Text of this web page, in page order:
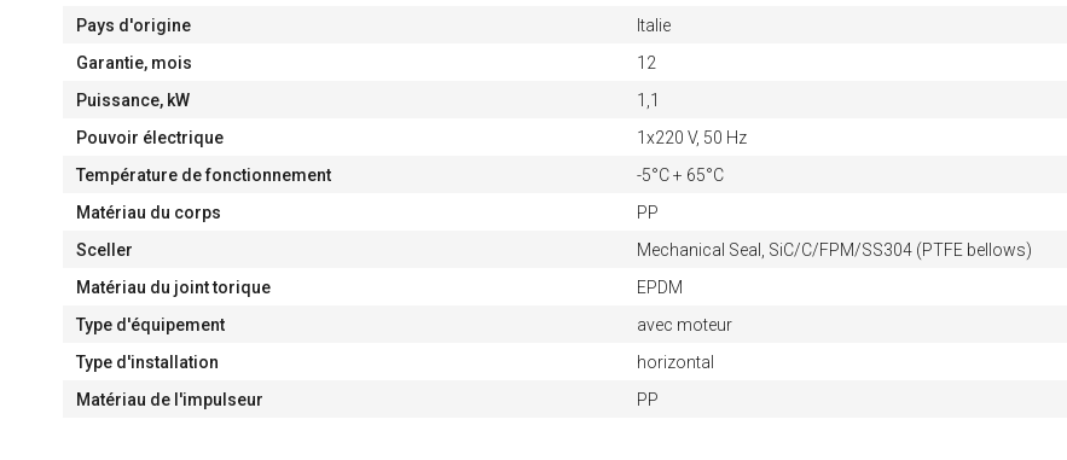
Pays d'origine
Italie
Garantie, mois
12
Puissance, kW
1,1
Pouvoir électrique
1x220 V, 50 Hz
Température de fonctionnement
-5°C + 65°C
Matériau du corps
PP
Sceller
Mechanical Seal, SiC/C/FPM/SS304 (PTFE bellows)
Matériau du joint torique
EPDM
Type d'équipement
avec moteur
Type d'installation
horizontal
Matériau de l'impulseur
PP